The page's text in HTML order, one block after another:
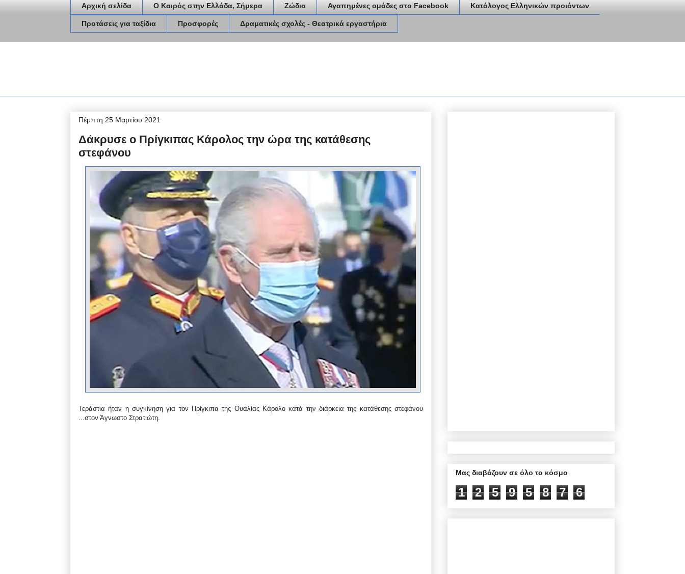
Αρχική σελίδα Ο Καιρός στην Ελλάδα, Σήμερα Ζώδια Αγαπημένες ομάδες στο Facebook Κατάλογος Ελληνικών προιόντων
Προτάσεις για ταξίδια Προσφορές Δραματικές σχολές - Θεατρικά εργαστήρια
Πέμπτη 25 Μαρτίου 2021
Δάκρυσε ο Πρίγκιπας Κάρολος την ώρα της κατάθεσης
στεφάνου
Τεράστια ήταν η συγκίνηση για τον Πρίγκιπα της Ουαλίας Κάρολο κατά την διάρκεια της κατάθεσης στεφάνου
στον Άγνωστο Στρατιώτη.
Μας διαβάζουν σε όλο το κόσμο
1 2 5 9 5 8 7 6